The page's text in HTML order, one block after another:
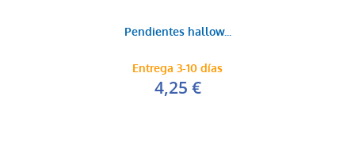
Pendientes hallow...
Entrega 3-10 días
4,25 €